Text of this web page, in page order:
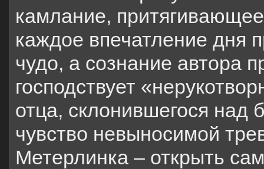
камлание,
каждое впечатление дня
чудо, а сознание автора
господствует
отца, склонившегося над
чувство невыносимой
Метерлинка – открыть